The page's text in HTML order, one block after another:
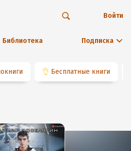
Библиотека Подписка
Войти
👌 Бесплатные книги